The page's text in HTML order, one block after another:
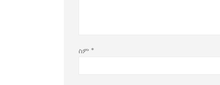
ስም *